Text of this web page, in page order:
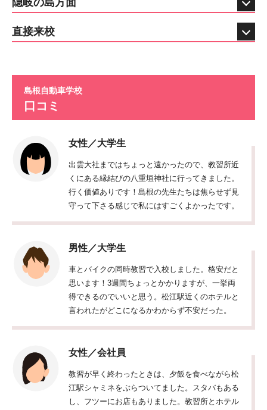
隠岐の島方面
直接来校
島根自動車学校
口コミ
女性／大学生
出雲大社まではちょっと遠かったので、教習所近
くにある縁結びの八重垣神社に行ってきました。
行く価値ありです！島根の先生たちは焦らせず見
守って下さる感じで私にはすごくよかったです。
男性／大学生
車とバイクの同時教習で入校しました。格安だと
思います！3週間ちょっとかかりますが、一挙両
得できるのでいいと思う。松江駅近くのホテルと
言われたがどこになるかわからず不安だった。
女性／会社員
教習が早く終わったときは、夕飯を食べながら松
江駅シャミネをぶらついてました。スタバもある
し、フツーにお店もありました。教習所とホテル